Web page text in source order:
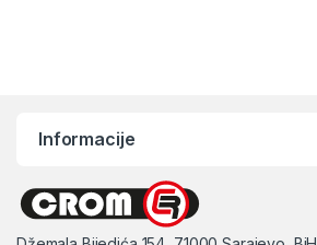
Informacije